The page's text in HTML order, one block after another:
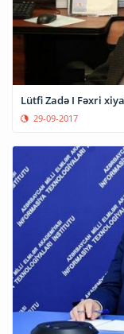
Lütfi Zadə I Fəxri
29-09-2017